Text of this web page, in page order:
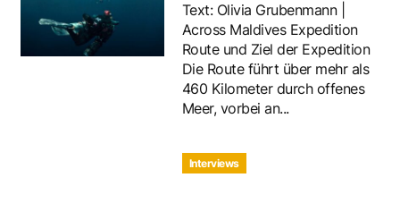
Text: Olivia Grubenmann |
Across Maldives Expedition
Route und Ziel der Expedition
Die Route führt über mehr als
460 Kilometer durch offenes
Meer, vorbei an...
Interviews